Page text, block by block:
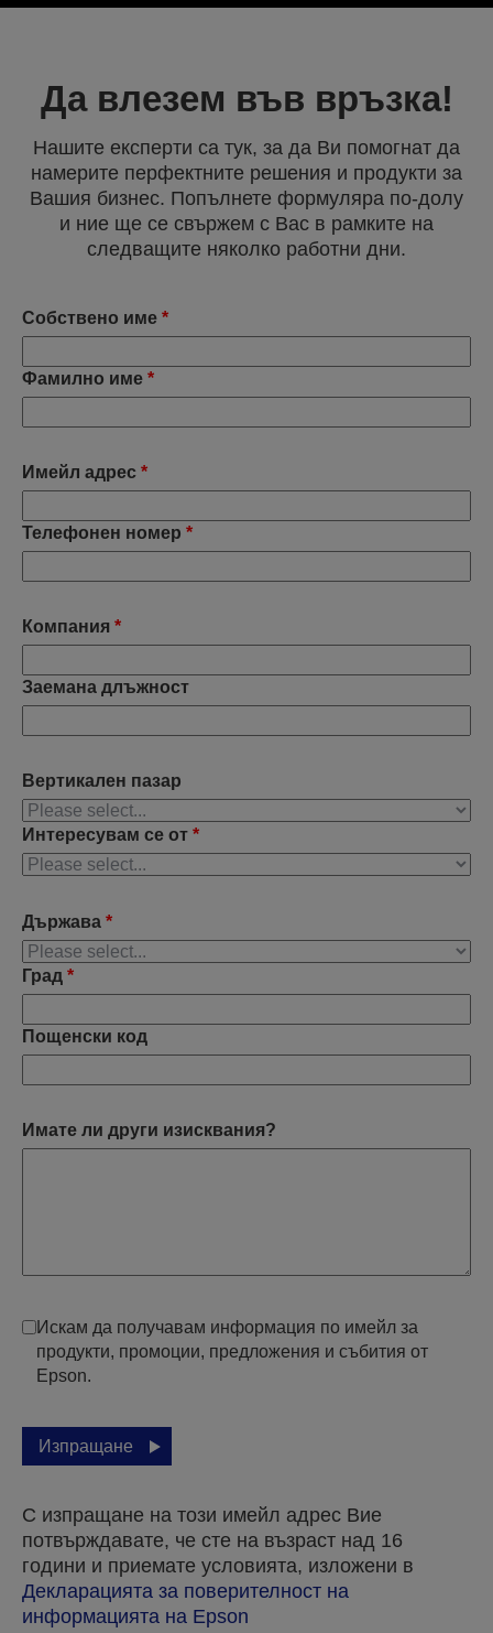
Да влезем във връзка!
Нашите експерти са тук, за да Ви помогнат да
намерите перфектните решения и продукти за
Вашия бизнес. Попълнете формуляра по-долу
и ние ще се свържем с Вас в рамките на
следващите няколко работни дни.
Собствено име *
Фамилно име *
Имейл адрес *
Телефонен номер *
Компания *
Заемана длъжност
Вертикален пазар
Интересувам се от *
Държава *
Град *
Пощенски код
Имате ли други изисквания?
Искам да получавам информация по имейл за
продукти, промоции, предложения и събития от
Epson.
Изпращане
С изпращане на този имейл адрес Вие
потвърждавате, че сте на възраст над 16
години и приемате условията, изложени в
Декларацията за поверителност на
информацията на Epson